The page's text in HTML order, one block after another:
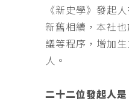
《新史學》發起
新舊相續，本社
議等程序，增加
人。
二十二位發起人是